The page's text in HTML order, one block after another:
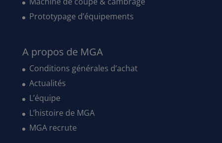
Prototypage d’équipements
A propos de MGA
Conditions générales d’achat
Actualités
L’équipe
L’histoire de MGA
MGA recrute